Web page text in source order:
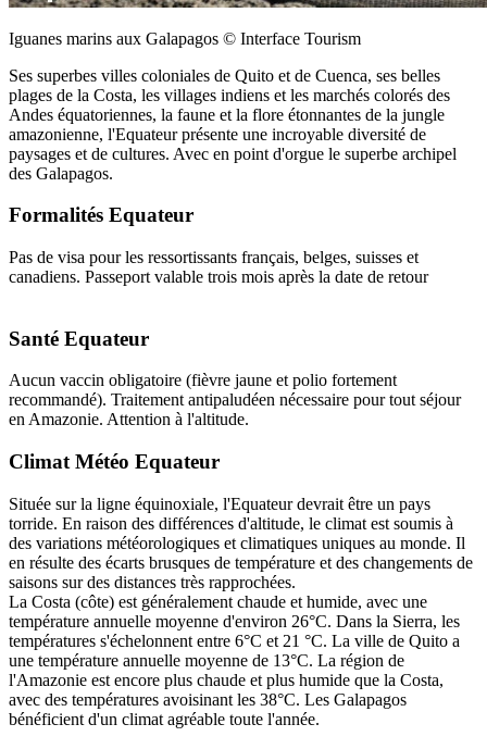
Iguanes marins aux Galapagos © Interface Tourism
Ses superbes villes coloniales de Quito et de Cuenca, ses belles
plages de la Costa, les villages indiens et les marchés colorés des
Andes équatoriennes, la faune et la flore étonnantes de la jungle
amazonienne, l'Equateur présente une incroyable diversité de
paysages et de cultures. Avec en point d'orgue le superbe archipel
des Galapagos.
Formalités Equateur
Pas de visa pour les ressortissants français, belges, suisses et
canadiens. Passeport valable trois mois après la date de retour
Santé Equateur
Aucun vaccin obligatoire (fièvre jaune et polio fortement
recommandé). Traitement antipaludéen nécessaire pour tout séjour
en Amazonie. Attention à l'altitude.
Climat Météo Equateur
Située sur la ligne équinoxiale, l'Equateur devrait être un pays
torride. En raison des différences d'altitude, le climat est soumis à
des variations météorologiques et climatiques uniques au monde. Il
en résulte des écarts brusques de température et des changements de
saisons sur des distances très rapprochées.
La Costa (côte) est généralement chaude et humide, avec une
température annuelle moyenne d'environ 26°C. Dans la Sierra, les
températures s'échelonnent entre 6°C et 21 °C. La ville de Quito a
une température annuelle moyenne de 13°C. La région de
l'Amazonie est encore plus chaude et plus humide que la Costa,
avec des températures avoisinant les 38°C. Les Galapagos
bénéficient d'un climat agréable toute l'année.